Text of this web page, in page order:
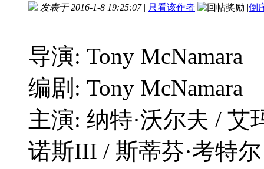
发表于 2016-1-8 19:25:07 | 只看该作者 |倒
导演: Tony McNamara
编剧: Tony McNamara
主演: 纳特·沃尔夫 / 艾
诺斯III / 斯蒂芬·考特尔